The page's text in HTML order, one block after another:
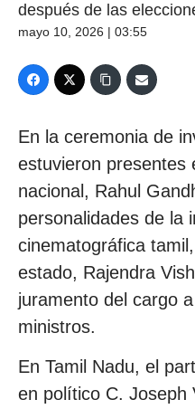
después de las
mayo 10, 2026 | 03:55
En la ceremonia de
estuvieron presentes
nacional, Rahul
personalidades de la
cinematográfica
estado, Rajendra
juramento del cargo
ministros.
En Tamil Nadu, el
en político C. Joseph